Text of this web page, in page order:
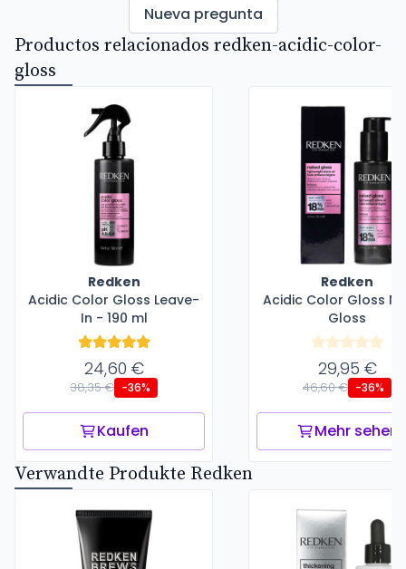
Nueva pregunta
Productos relacionados redken-acidic-color-
gloss
Redken
Acidic Color Gloss Leave-
In - 190 ml
24,60 €
38,35 € -36%
Kaufen
Redken
Acidic Color Gloss
Gloss
29,95 €
46,60 € -36%
Mehr sehen
Verwandte Produkte Redken